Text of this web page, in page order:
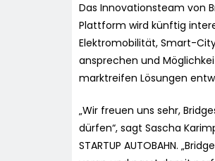
Das Innovationsteam von
Plattform wird künftig
Elektromobilität, Smart-
ansprechen und
marktreifen Lösungen
„Wir freuen uns sehr,
dürfen“, sagt Sascha
STARTUP AUTOBAHN.